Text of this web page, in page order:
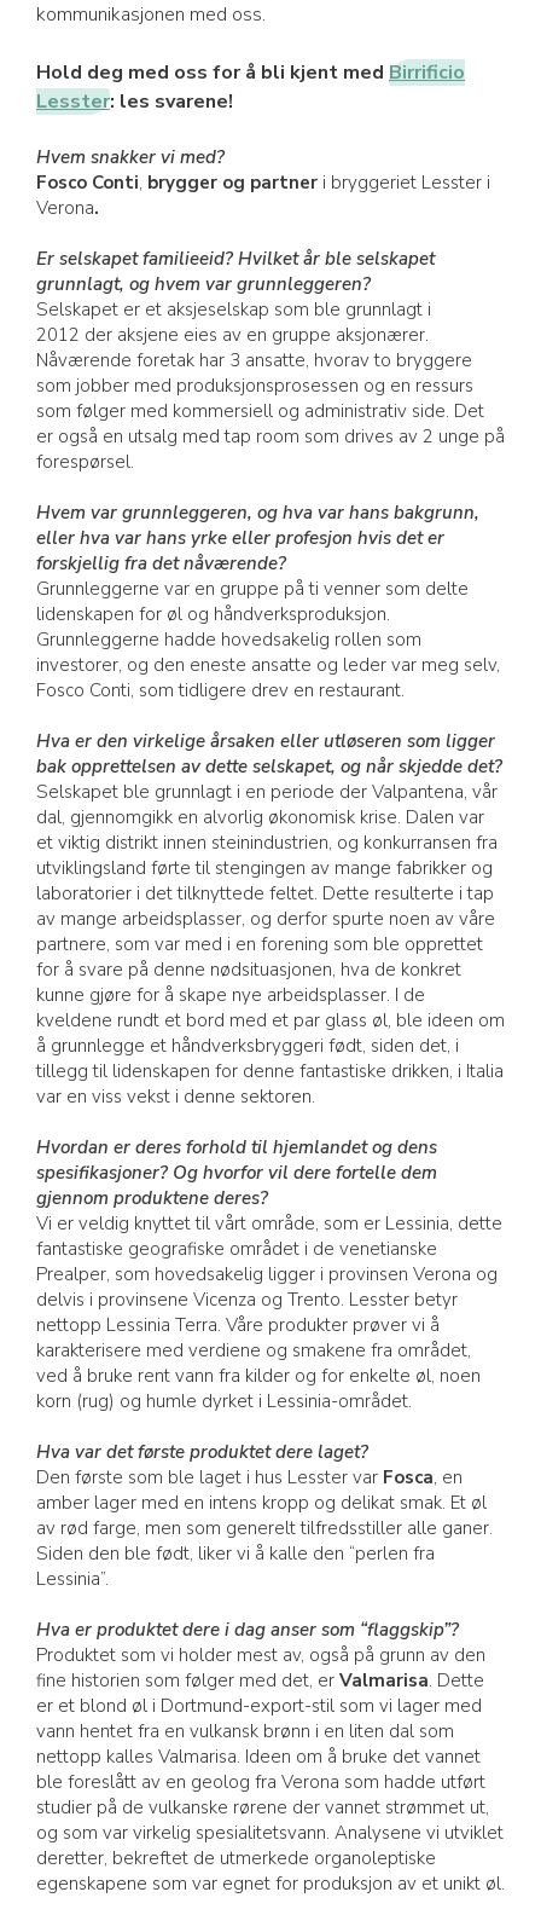
kommunikasjonen med oss.
Hold deg med oss for å bli kjent med Birrificio
Lesster: les svarene!
Hvem snakker vi med?
Fosco Conti, brygger og partner i bryggeriet Lesster i
Verona.
Er selskapet familieeid? Hvilket år ble selskapet
grunnlagt, og hvem var grunnleggeren?
Selskapet er et aksjeselskap som ble grunnlagt i
2012 der aksjene eies av en gruppe aksjonærer.
Nåværende foretak har 3 ansatte, hvorav to bryggere
som jobber med produksjonsprosessen og en ressurs
som følger med kommersiell og administrativ side. Det
er også en utsalg med tap room som drives av 2 unge på
forespørsel.
Hvem var grunnleggeren, og hva var hans bakgrunn,
eller hva var hans yrke eller profesjon hvis det er
forskjellig fra det nåværende?
Grunnleggerne var en gruppe på ti venner som delte
lidenskapen for øl og håndverksproduksjon.
Grunnleggerne hadde hovedsakelig rollen som
investorer, og den eneste ansatte og leder var meg selv,
Fosco Conti, som tidligere drev en restaurant.
Hva er den virkelige årsaken eller utløseren som ligger
bak opprettelsen av dette selskapet, og når skjedde det?
Selskapet ble grunnlagt i en periode der Valpantena, vår
dal, gjennomgikk en alvorlig økonomisk krise. Dalen var
et viktig distrikt innen steinindustrien, og konkurransen fra
utviklingsland førte til stengingen av mange fabrikker og
laboratorier i det tilknyttede feltet. Dette resulterte i tap
av mange arbeidsplasser, og derfor spurte noen av våre
partnere, som var med i en forening som ble opprettet
for å svare på denne nødsituasjonen, hva de konkret
kunne gjøre for å skape nye arbeidsplasser. I de
kveldene rundt et bord med et par glass øl, ble ideen om
å grunnlegge et håndverksbryggeri født, siden det, i
tillegg til lidenskapen for denne fantastiske drikken, i Italia
var en viss vekst i denne sektoren.
Hvordan er deres forhold til hjemlandet og dens
spesifikasjoner? Og hvorfor vil dere fortelle dem
gjennom produktene deres?
Vi er veldig knyttet til vårt område, som er Lessinia, dette
fantastiske geografiske området i de venetianske
Prealper, som hovedsakelig ligger i provinsen Verona og
delvis i provinsene Vicenza og Trento. Lesster betyr
nettopp Lessinia Terra. Våre produkter prøver vi å
karakterisere med verdiene og smakene fra området,
ved å bruke rent vann fra kilder og for enkelte øl, noen
korn (rug) og humle dyrket i Lessinia-området.
Hva var det første produktet dere laget?
Den første som ble laget i hus Lesster var Fosca, en
amber lager med en intens kropp og delikat smak. Et øl
av rød farge, men som generelt tilfredsstiller alle ganer.
Siden den ble født, liker vi å kalle den “perlen fra
Lessinia”.
Hva er produktet dere i dag anser som “flaggskip”?
Produktet som vi holder mest av, også på grunn av den
fine historien som følger med det, er Valmarisa. Dette
er et blond øl i Dortmund-export-stil som vi lager med
vann hentet fra en vulkansk brønn i en liten dal som
nettopp kalles Valmarisa. Ideen om å bruke det vannet
ble foreslått av en geolog fra Verona som hadde utført
studier på de vulkanske rørene der vannet strømmet ut,
og som var virkelig spesialitetsvann. Analysene vi utviklet
deretter, bekreftet de utmerkede organoleptiske
egenskapene som var egnet for produksjon av et unikt øl.